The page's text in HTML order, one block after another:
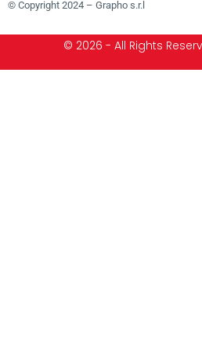
© Copyright 2024 – Grapho s.r.l
© 2026 - All Rights